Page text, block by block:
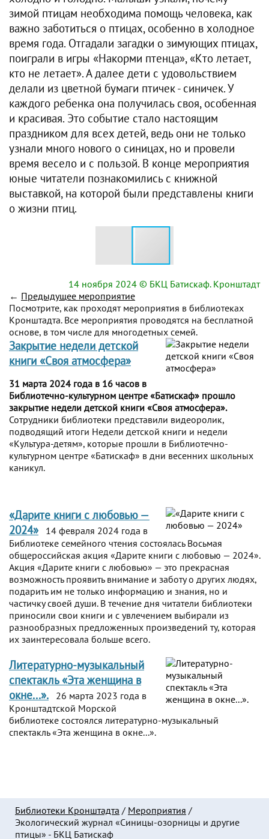
зимой птицам необходима помощь человека, как
важно заботиться о птицах, особенно в холодное
время года. Отгадали загадки о зимующих птицах,
поиграли в игры «Накорми птенца», «Кто летает,
кто не летает». А далее дети с удовольствием
делали из цветной бумаги птичек - синичек. У
каждого ребенка она получилась своя, особенная
и красивая. Это событие стало настоящим
праздником для всех детей, ведь они не только
узнали много нового о синицах, но и провели
время весело и с пользой. В конце мероприятия
юные читатели познакомились с книжной
выставкой, на которой были представлены книги
о жизни птиц.
14 ноября 2024 © БКЦ Батискаф. Кронштадт
← Предыдущее мероприятие
Посмотрите, как проходят мероприятия в библиотеках
Кронштадта. Все мероприятия проводятся на бесплатной
основе, в том числе для многодетных семей.
Закрытие недели детской
книги «Своя атмосфера»
31 марта 2024 года в 16 часов в
Библиотечно-культурном центре «Батискаф» прошло
закрытие недели детской книги «Своя атмосфера».
Сотрудники библиотеки представили видеоролик,
подводящий итоги Недели детской книги и недели
«Культура-детям», которые прошли в Библиотечно-
культурном центре «Батискаф» в дни весенних школьных
каникул.
«Дарите книги с любовью —
2024»
14 февраля 2024 года в
Библиотеке семейного чтения состоялась Восьмая
общероссийская акция «Дарите книги с любовью — 2024».
Акция «Дарите книги с любовью» — это прекрасная
возможность проявить внимание и заботу о других людях,
подарить им не только информацию и знания, но и
частичку своей души. В течение дня читатели библиотеки
приносили свои книги и с увлечением выбирали из
разнообразных предложенных произведений ту, которая
их заинтересовала больше всего.
Литературно-музыкальный
спектакль «Эта женщина в
окне...».
26 марта 2023 года в
Кронштадтской Морской
библиотеке состоялся литературно-музыкальный
спектакль «Эта женщина в окне...».
Библиотеки Кронштадта / Мероприятия /
Экологический журнал «Синицы-озорницы и другие
птицы» - БКЦ Батискаф